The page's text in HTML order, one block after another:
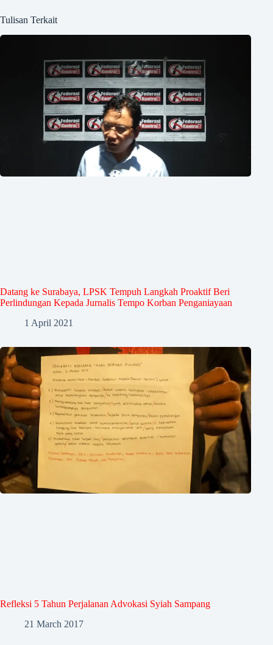
Tulisan Terkait
Datang ke Surabaya, LPSK Tempuh Langkah Proaktif Beri
Perlindungan Kepada Jurnalis Tempo Korban Penganiayaan
1 April 2021
Refleksi 5 Tahun Perjalanan Advokasi Syiah Sampang
21 March 2017